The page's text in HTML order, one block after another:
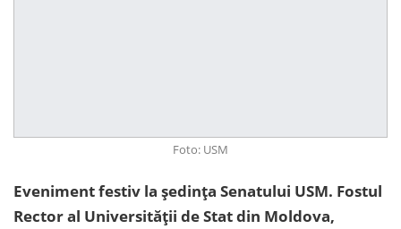
Foto: USM
Eveniment festiv la ședința Senatului USM. Fostul
Rector al Universității de Stat din Moldova,